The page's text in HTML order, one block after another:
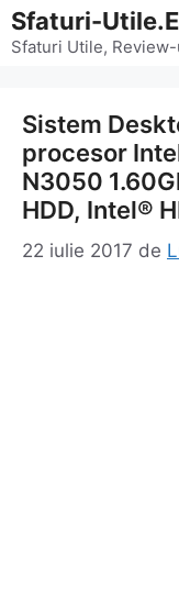
Sari
la
Sfaturi-
Sfaturi Utile,
Sistem
procesor
N3050
HDD, Intel®
22 iulie 2017 de